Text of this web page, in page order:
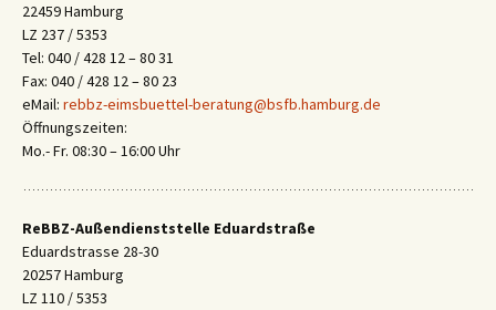
22459 Hamburg
LZ 237 / 5353
Tel: 040 / 428 12 – 80 31
Fax: 040 / 428 12 – 80 23
eMail: rebbz-eimsbuettel-beratung@bsfb.hamburg.de
Öffnungszeiten:
Mo.- Fr. 08:30 – 16:00 Uhr
ReBBZ-Außendienststelle Eduardstraße
Eduardstrasse 28-30
20257 Hamburg
LZ 110 / 5353